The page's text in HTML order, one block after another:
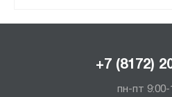
+7 (8172)
пн-пт 9:00-